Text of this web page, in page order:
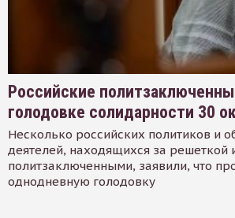
Российские
голодовке солидарности 30
Несколько российских политиков и
деятелей, находящихся за решеткой
политзаключенными, заявили, что
однодневную голодовку